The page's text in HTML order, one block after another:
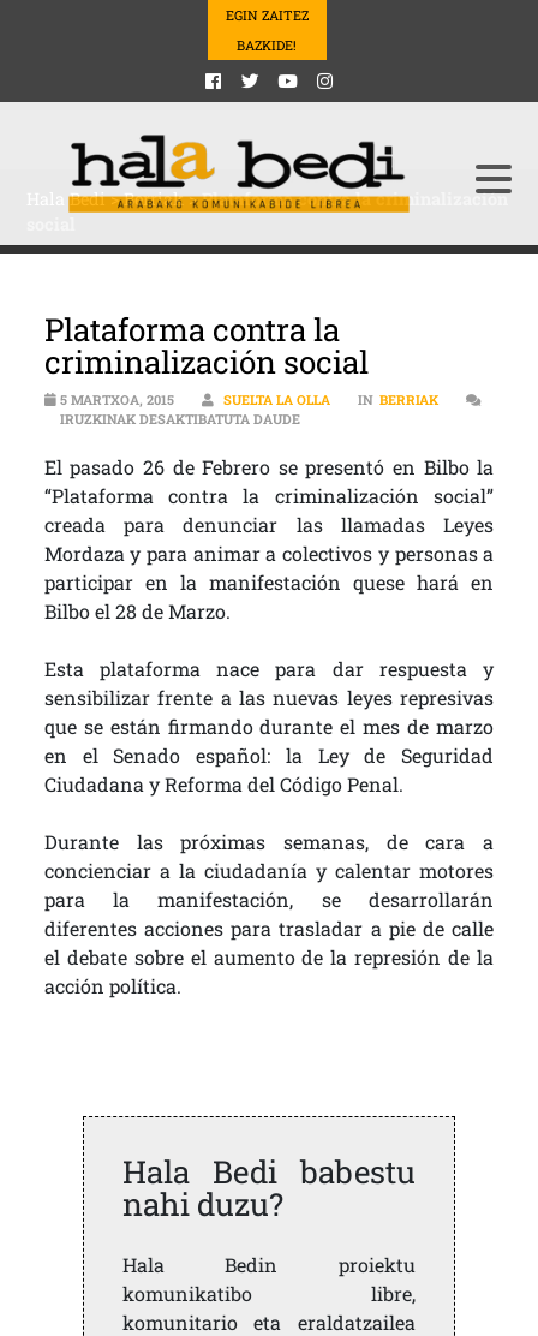
EGIN ZAITEZ
BAZKIDE!
Hala Bedi>Berriak>Plataforma contra la criminalización
Plataforma contra la
criminalización social
5 MARTXOA, 2015 SUELTA LA OLLA IN BERRIAK
IRUZKINAK DESAKTIBATUTA DAUDEPLATAFORMA CONTRA LA
El pasado 26 de Febrero se presentó en Bilbo la
“Plataforma contra la criminalización social”
creada para denunciar las llamadas Leyes
Mordaza y para animar a colectivos y personas a
participar en la manifestación quese hará en
Bilbo el 28 de Marzo.
Esta plataforma nace para dar respuesta y
sensibilizar frente a las nuevas leyes represivas
que se están firmando durante el mes de marzo
en el Senado español: la Ley de Seguridad
Ciudadana y Reforma del Código Penal.
Durante las próximas semanas, de cara a
concienciar a la ciudadanía y calentar motores
para la manifestación, se desarrollarán
diferentes acciones para trasladar a pie de calle
el debate sobre el aumento de la represión de la
acción política.
Hala Bedi babestu
nahi duzu?
Hala Bedin proiektu
komunikatibo libre,
komunitario eta eraldatzailea